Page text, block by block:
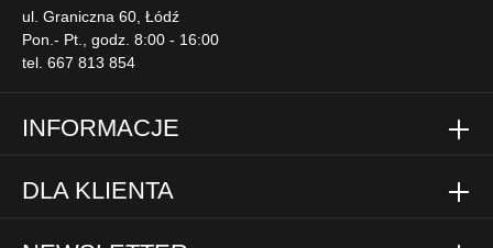
ul. Graniczna 60, Łódź
Pon.- Pt., godz. 8:00 - 16:00
tel. 667 813 854
INFORMACJE
DLA KLIENTA